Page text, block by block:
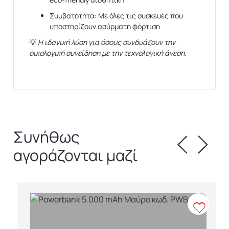
Συμβατότητα: Με όλες τις συσκευές που
υποστηρίζουν ασύρματη φόρτιση
💡 Η ιδανική λύση για όσους συνδυάζουν την
οικολογική συνείδηση με την τεχνολογική άνεση.
Συνήθως
αγοράζονται μαζί